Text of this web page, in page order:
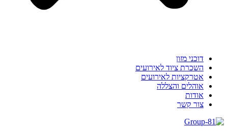
דוכני מזון
השכרת ציוד לאירועים
אטרקציות לאירועים
אוהלים והצללה
אודות
צור קשר